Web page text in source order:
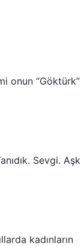
onun “Göktürk”
Sevgi. Aşk
kadınların